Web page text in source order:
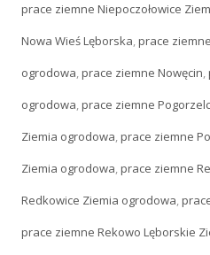
prace ziemne Niepoczołowice
Nowa Wieś Lęborska,prace
ogrodowa,prace ziemne Nowęcin,
ogrodowa,prace ziemne
Ziemia ogrodowa,prace ziemne
Ziemia ogrodowa,prace ziemne
Redkowice Ziemia ogrodowa,
prace ziemne Rekowo Lęborskie